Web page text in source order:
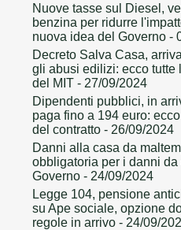
Nuove tasse sul Diesel,
benzina per ridurre
nuova idea del Governo -
Decreto Salva Casa,
gli abusi edilizi: ecco tutte
del MIT - 27/09/2024
Dipendenti pubblici, in
paga fino a 194 euro:
del contratto - 26/09/2024
Danni alla casa da
obbligatoria per i danni
Governo - 24/09/2024
Legge 104, pensione
su Ape sociale, opzione
regole in arrivo - 24/09/